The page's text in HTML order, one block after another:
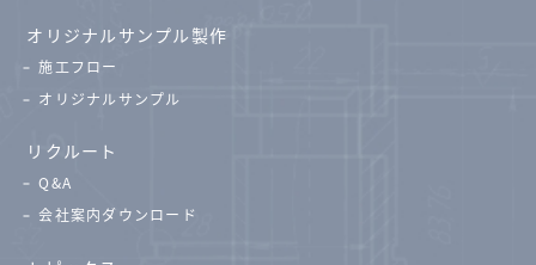
オリジナルサンプル製作
施工フロー
オリジナルサンプル
リクルート
Q&A
会社案内ダウンロード